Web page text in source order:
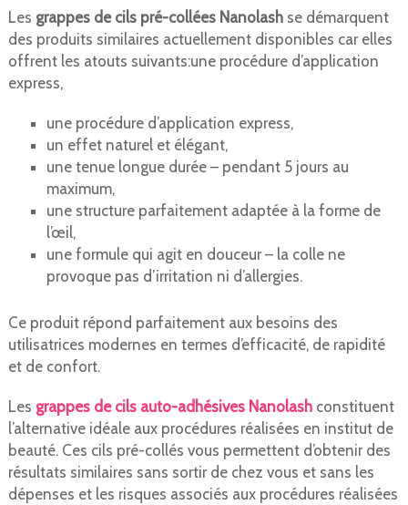
Les grappes de cils pré-collées Nanolashse démarquent
des produits similaires actuellement disponibles car elles
offrent les atouts suivants:une procédure d’application
express,
une procédure d’application express,
un effet naturel et élégant,
une tenue longue durée – pendant 5 jours au
maximum,
une structure parfaitement adaptée à la forme de
l’œil,
une formule qui agit en douceur – la colle ne
provoque pas d’irritation ni d’allergies.
Ce produit répond parfaitement aux besoins des
utilisatrices modernes en termes d’efficacité, de rapidité
et de confort.
Les grappes de cils auto-adhésives Nanolashconstituent
l’alternative idéale aux procédures réalisées en institut de
beauté. Ces cils pré-collés vous permettent d’obtenir des
résultats similaires sans sortir de chez vous et sans les
dépenses et les risques associés aux procédures réalisées